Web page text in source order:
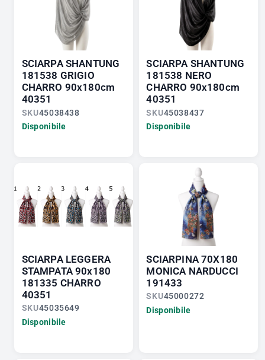
SCIARPA SHANTUNG
181538 GRIGIO
CHARRO 90x180cm
40351
SKU45038438
Disponibile
SCIARPA SHANTUNG
181538 NERO
CHARRO 90x180cm
40351
SKU45038437
Disponibile
SCIARPA LEGGERA
STAMPATA 90x180
181335 CHARRO
40351
SKU45035649
Disponibile
SCIARPINA 70X180
MONICA NARDUCCI
191433
SKU45000272
Disponibile